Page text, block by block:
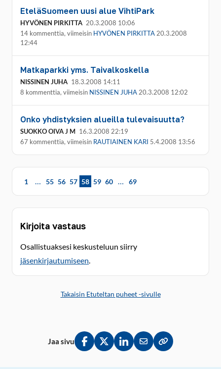
EteläSuomeen uusi alue VihtiPark
HYVÖNEN PIRKITTA 20.3.2008 10:06
14 kommenttia, viimeisin HYVÖNEN PIRKITTA 20.3.2008
12:44
Matkaparkki yms. Taivalkoskella
NISSINEN JUHA 18.3.2008 14:11
8 kommenttia, viimeisin NISSINEN JUHA 20.3.2008 12:02
Onko yhdistyksien alueilla tulevaisuutta?
SUOKKO OIVA J M 16.3.2008 22:19
67 kommenttia, viimeisin RAUTIAINEN KARI 5.4.2008 13:56
1 … 55 56 57 58 59 60 … 69
Kirjoita vastaus
Osallistuaksesi keskusteluun siirry
jäsenkirjautumiseen.
Takaisin Etuteltan puheet -sivulle
Jaa sivu
Jaa Facebookissa
Jaa Twitterissä
Jaa LinkedInissä
Jaa sähköpostitse
Kopioi linkki